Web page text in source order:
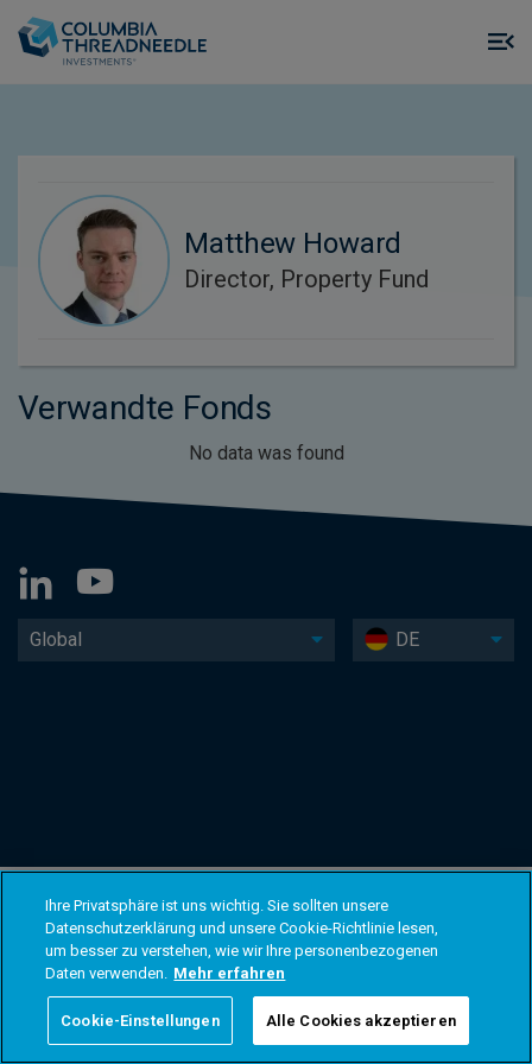
Matthew Howard
Director, Property Fund
Verwandte Fonds
No data was found
Global DE
Ihre Privatsphäre ist uns wichtig. Sie sollten unsere
Datenschutzerklärung und unsere Cookie-Richtlinie lesen,
um besser zu verstehen, wie wir Ihre personenbezogenen
Daten verwenden. Mehr erfahren
Cookie-Einstellungen Alle Cookies akzeptieren